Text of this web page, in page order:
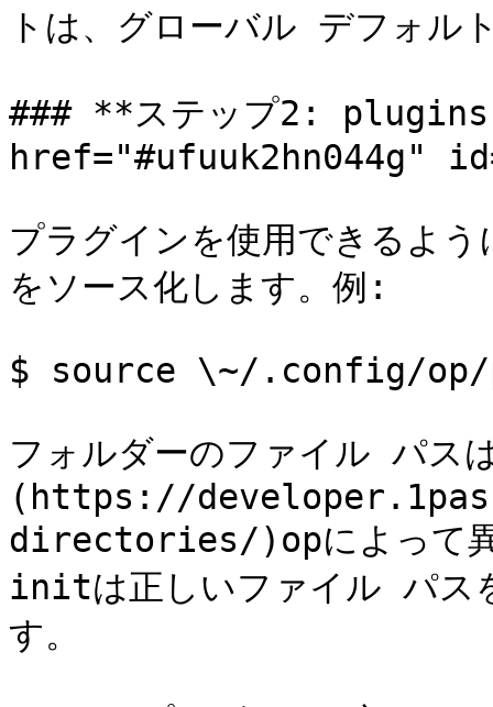
トは、グローバル デフォル
### **ステップ2:
href="#ufuuk2hn044g"
プラグインを使用できるよ
をソース化します。例:
$ source \~/.config/
フォルダーのファイル パス
(https://
directories/)opによって
initは正しいファイル パス
す。